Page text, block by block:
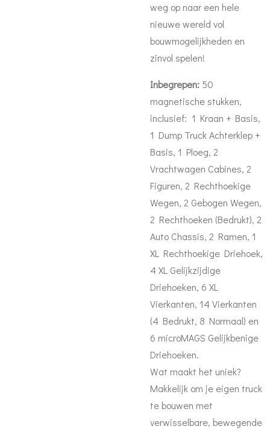
weg op naar een hele
nieuwe wereld vol
bouwmogelijkheden en
zinvol spelen!
Inbegrepen: 50
magnetische stukken,
inclusief: 1 Kraan + Basis,
1 Dump Truck Achterklep +
Basis, 1 Ploeg, 2
Vrachtwagen Cabines, 2
Figuren, 2 Rechthoekige
Wegen, 2 Gebogen Wegen,
2 Rechthoeken (Bedrukt), 2
Auto Chassis, 2 Ramen, 1
XL Rechthoekige Driehoek,
4 XL Gelijkzijdige
Driehoeken, 6 XL
Vierkanten, 14 Vierkanten
(4 Bedrukt, 8 Normaal) en
6 microMAGS Gelijkbenige
Driehoeken.
Wat maakt het uniek?
Makkelijk om je eigen truck
te bouwen met
verwisselbare, bewegende